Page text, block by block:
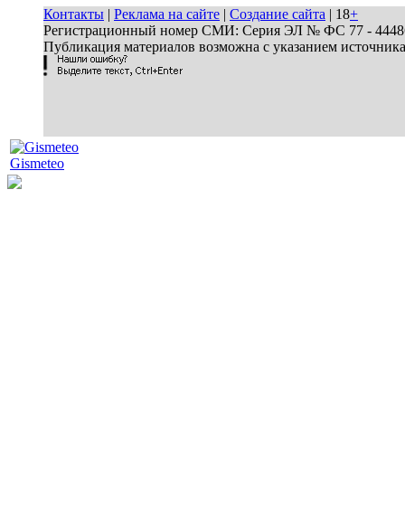
Контакты | Реклама на сайте | Создание сайта | 18+
Регистрационный номер СМИ: Серия ЭЛ № ФС 77 - 44486
Публикация материалов возможна с указанием
Gismeteo